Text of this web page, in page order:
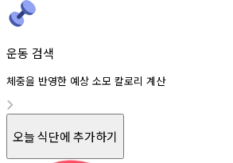
운동 검색
체중을 반영한 예상 소모 칼로리 계산
오늘 식단에 추가하기